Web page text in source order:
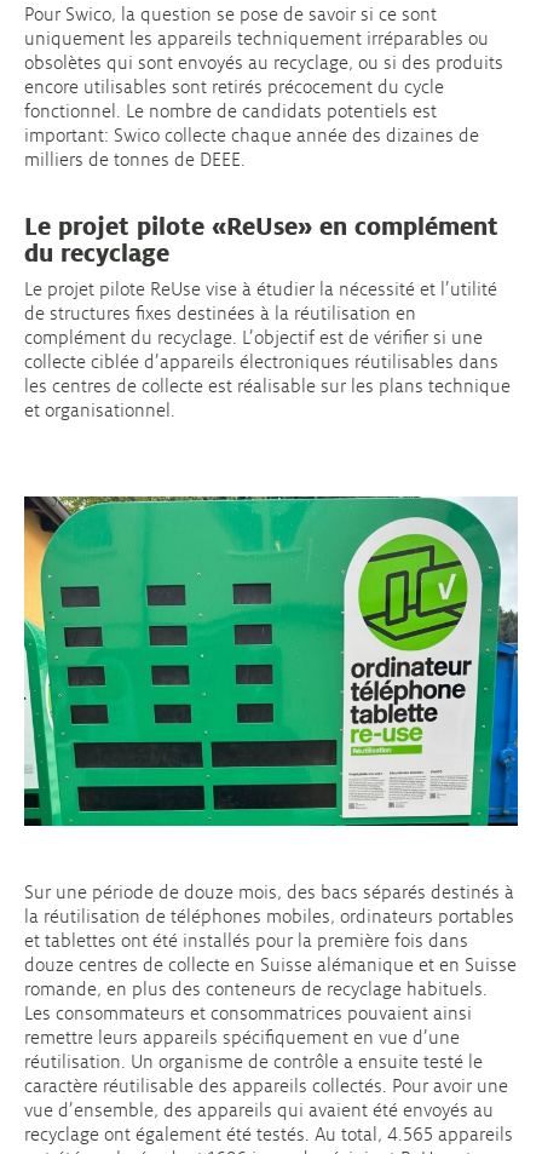
Pour Swico, la question se pose de savoir si ce sont
uniquement les appareils techniquement irréparables ou
obsolètes qui sont envoyés au recyclage, ou si des produits
encore utilisables sont retirés précocement du cycle
fonctionnel. Le nombre de candidats potentiels est
important: Swico collecte chaque année des dizaines de
milliers de tonnes de DEEE.
Le projet pilote «ReUse» en complément
du recyclage
Le projet pilote ReUse vise à étudier la nécessité et l’utilité
de structures fixes destinées à la réutilisation en
complément du recyclage. L’objectif est de vérifier si une
collecte ciblée d’appareils électroniques réutilisables dans
les centres de collecte est réalisable sur les plans technique
et organisationnel.
Sur une période de douze mois, des bacs séparés destinés à
la réutilisation de téléphones mobiles, ordinateurs portables
et tablettes ont été installés pour la première fois dans
douze centres de collecte en Suisse alémanique et en Suisse
romande, en plus des conteneurs de recyclage habituels.
Les consommateurs et consommatrices pouvaient ainsi
remettre leurs appareils spécifiquement en vue d’une
réutilisation. Un organisme de contrôle a ensuite testé le
caractère réutilisable des appareils collectés. Pour avoir une
vue d’ensemble, des appareils qui avaient été envoyés au
recyclage ont également été testés. Au total, 4.565 appareils